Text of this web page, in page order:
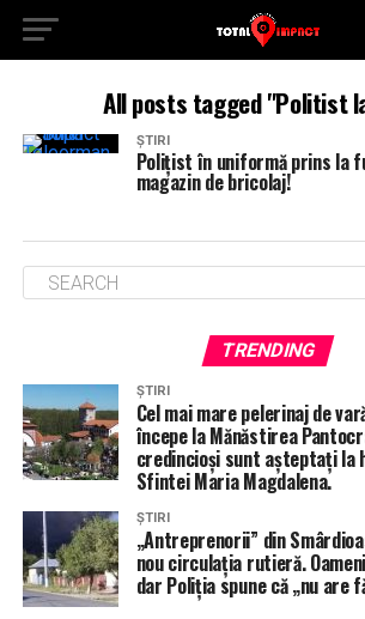
All posts tagged "Politist
ȘTIRI
Polițist în uniformă prins la
magazin de bricolaj!
TRENDING
ȘTIRI
Cel mai mare pelerinaj de
începe la Mănăstirea
credincioși sunt așteptați la
Sfintei Maria Magdalena.
ȘTIRI
„Antreprenorii” din
nou circulația rutieră.
dar Poliția spune că „nu are